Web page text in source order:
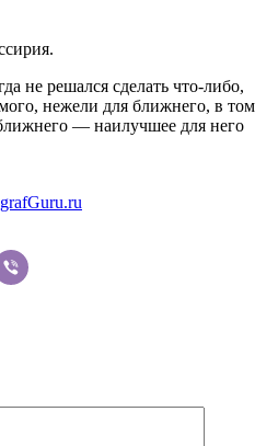
не решался сделать что-либо,
нежели для ближнего, в том
— наилучшее для него